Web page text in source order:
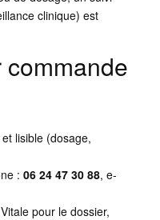
clinique) est
lisible (dosage,
: 06 24 47 30 88, e-
pour le dossier,